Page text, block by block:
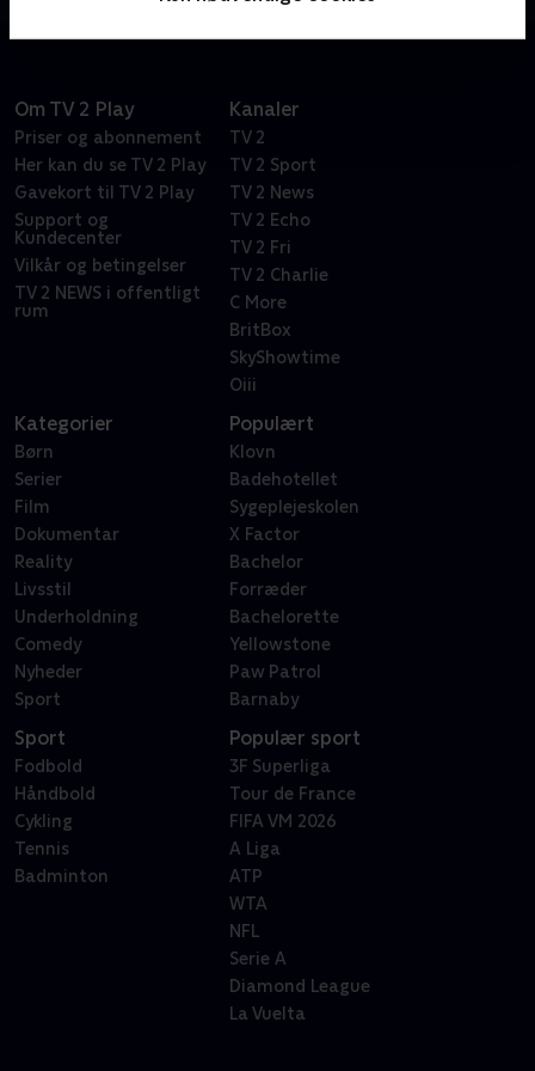
Om TV 2 Play
Priser og abonnement
Her kan du se TV 2 Play
Gavekort til TV 2 Play
Support og
Kundecenter
Vilkår og betingelser
TV 2 NEWS i offentligt
rum
Kanaler
TV 2
TV 2 Sport
TV 2 News
TV 2 Echo
TV 2 Fri
TV 2 Charlie
C More
BritBox
SkyShowtime
Oiii
Kategorier
Børn
Serier
Film
Dokumentar
Reality
Livsstil
Underholdning
Comedy
Nyheder
Sport
Populært
Klovn
Badehotellet
Sygeplejeskolen
X Factor
Bachelor
Forræder
Bachelorette
Yellowstone
Paw Patrol
Barnaby
Sport
Fodbold
Håndbold
Cykling
Tennis
Badminton
Populær sport
3F Superliga
Tour de France
FIFA VM 2026
A Liga
ATP
WTA
NFL
Serie A
Diamond League
La Vuelta